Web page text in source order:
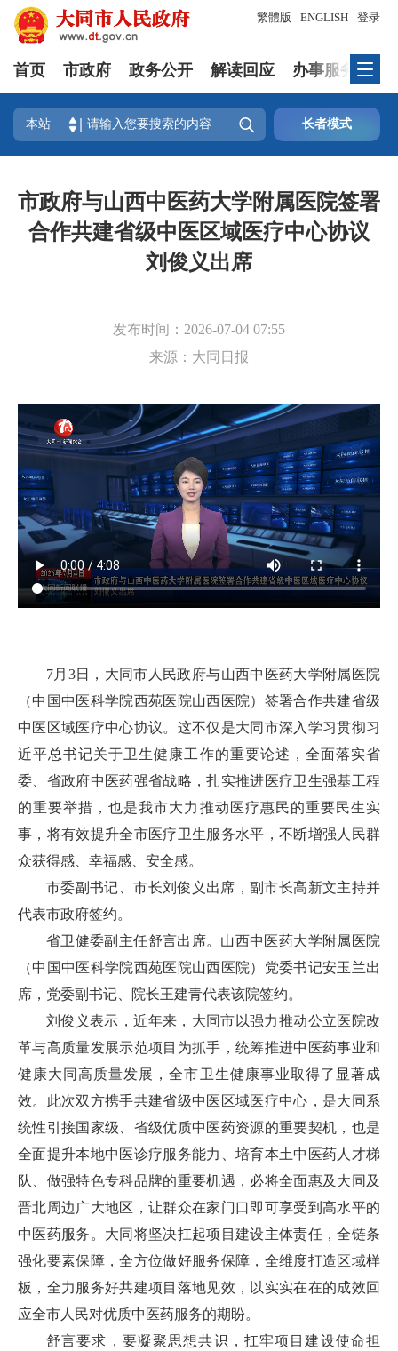
登录
繁體版 ENGLISH
首页 市政府 政务公开 解读回应 办事服务
本站  长者模式
市政府与山西中医药大学附属医院签署
合作共建省级中医区域医疗中心协议
刘俊义出席
发布时间： 2026-07-04 07:55
来源： 大同日报
7月3日，大同市人民政府与山西中医药大学附属医院
（中国中医科学院西苑医院山西医院）签署合作共建省级
中医区域医疗中心协议。这不仅是大同市深入学习贯彻习
近平总书记关于卫生健康工作的重要论述，全面落实省
委、省政府中医药强省战略，扎实推进医疗卫生强基工程
的重要举措，也是我市大力推动医疗惠民的重要民生实
事，将有效提升全市医疗卫生服务水平，不断增强人民群
众获得感、幸福感、安全感。
市委副书记、市长刘俊义出席，副市长高新文主持并
代表市政府签约。
省卫健委副主任舒言出席。山西中医药大学附属医院
（中国中医科学院西苑医院山西医院）党委书记安玉兰出
席，党委副书记、院长王建青代表该院签约。
刘俊义表示，近年来，大同市以强力推动公立医院改
革与高质量发展示范项目为抓手，统筹推进中医药事业和
健康大同高质量发展，全市卫生健康事业取得了显著成
效。此次双方携手共建省级中医区域医疗中心，是大同系
统性引接国家级、省级优质中医药资源的重要契机，也是
全面提升本地中医诊疗服务能力、培育本土中医药人才梯
队、做强特色专科品牌的重要机遇，必将全面惠及大同及
晋北周边广大地区，让群众在家门口即可享受到高水平的
中医药服务。大同将坚决扛起项目建设主体责任，全链条
强化要素保障，全方位做好服务保障，全维度打造区域样
板，全力服务好共建项目落地见效，以实实在在的成效回
应全市人民对优质中医药服务的期盼。
舒言要求，要凝聚思想共识，扛牢项目建设使命担